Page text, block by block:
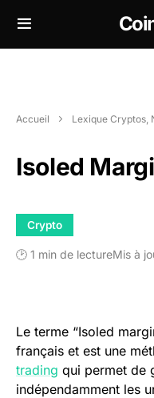
Accueil Lexique Cryptos,
Isoled
Crypto
🕑 1 min de lectureMis à
Le terme “Isoled
français et est une
trading qui permet de
indépendamment les